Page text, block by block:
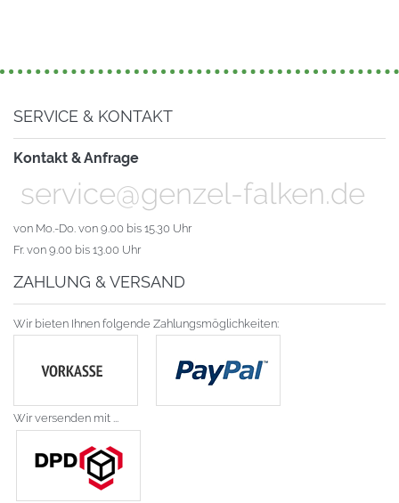
SERVICE & KONTAKT
Kontakt & Anfrage
service@genzel-falken.de
von Mo.-Do. von 9.00 bis 15.30 Uhr
Fr. von 9.00 bis 13.00 Uhr
ZAHLUNG & VERSAND
Wir bieten Ihnen folgende Zahlungsmöglichkeiten:
Wir versenden mit ...